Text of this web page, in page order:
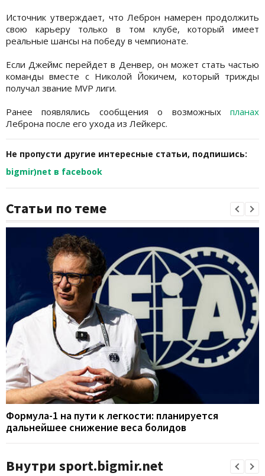
Источник утверждает, что Леброн намерен продолжить
свою карьеру только в том клубе, который имеет
реальные шансы на победу в чемпионате.
Если Джеймс перейдет в Денвер, он может стать частью
команды вместе с Николой Йокичем, который трижды
получал звание MVP лиги.
Ранее появлялись сообщения о возможных планах
Леброна после его ухода из Лейкерс.
Не пропусти другие интересные статьи, подпишись:
bigmir)net в facebook
Статьи по теме
Формула-1 на пути к легкости: планируется
дальнейшее снижение веса болидов
Внутри sport.bigmir.net